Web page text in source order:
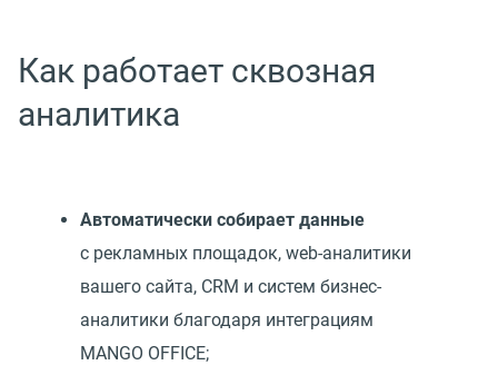
Как работает сквозная
аналитика
Автоматически собирает данные
с рекламных площадок, web-аналитики
вашего сайта, CRM и систем бизнес-
аналитики благодаря интеграциям
MANGO OFFICE;